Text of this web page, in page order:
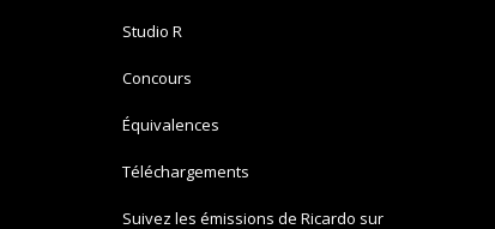
Studio R
Concours
Équivalences
Téléchargements
Suivez les émissions de Ricardo sur